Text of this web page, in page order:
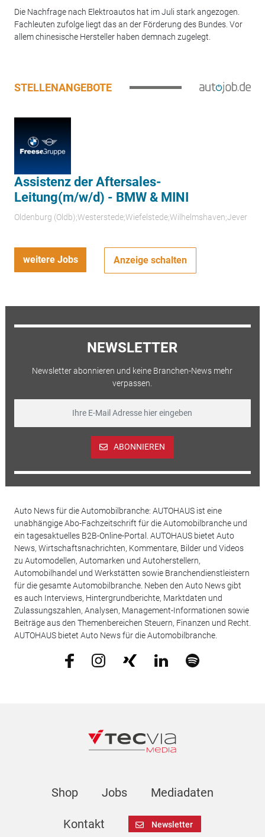
Die Nachfrage nach Elektroautos hat im Juli stark angezogen.
Fachleuten zufolge liegt das an der Förderung des Bundes. Vor
allem chinesische Hersteller haben demnach zugelegt.
STELLENANGEBOTE
Assistenz der Aftersales-
Leitung(m/w/d) - BMW & MINI
Oldenburg (Oldb);Westerstede;Wiefelstede;Wilhelmshaven;Jever
weitere Jobs Anzeige schalten
NEWSLETTER
Newsletter abonnieren und keine Branchen-News mehr
verpassen.
ABONNIEREN
Auto News für die Automobilbranche: AUTOHAUS ist eine
unabhängige Abo-Fachzeitschrift für die Automobilbranche und
ein tagesaktuelles B2B-Online-Portal. AUTOHAUS bietet Auto
News, Wirtschaftsnachrichten, Kommentare, Bilder und Videos
zu Automodellen, Automarken und Autoherstellern,
Automobilhandel und Werkstätten sowie Branchendienstleistern
für die gesamte Automobilbranche. Neben den Auto News gibt
es auch Interviews, Hintergrundberichte, Marktdaten und
Zulassungszahlen, Analysen, Management-Informationen sowie
Beiträge aus den Themenbereichen Steuern, Finanzen und Recht.
AUTOHAUS bietet Auto News für die Automobilbranche.
Shop Jobs Mediadaten
Kontakt Newsletter